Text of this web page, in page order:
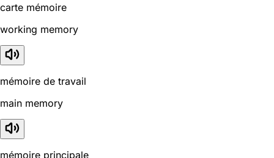
carte mémoire
working memory
mémoire de travail
main memory
mémoire principale